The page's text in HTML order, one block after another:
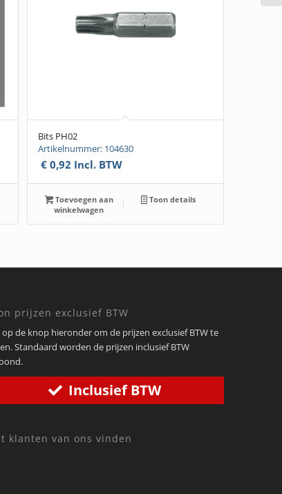
Bits PH02
Artikelnummer: 104630
€0,92 Incl. BTW
Toevoegen aan
winkelwagen
Toon details
prijzen exclusief BTW
op de knop hieronder om de prijzen exclusief BTW te
Standaard worden de prijzen inclusief BTW
Inclusief BTW
klanten van ons vinden